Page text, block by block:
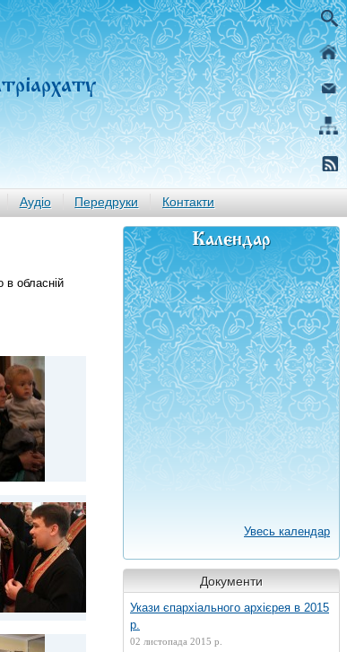
Аудіо Передруки Контакти
в обласній
Календар
Увесь календар
Документи
Укази єпархіального архієрея в 2015
р.
02 листопада 2015 р.